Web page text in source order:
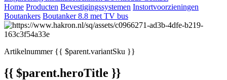
Home Producten Bevestigingssystemen Instortvoorzieningen
Boutankers Boutanker 8.8 met TV bus
Artikelnummer{{ $parent.variantSku }}
{{ $parent.heroTitle }}